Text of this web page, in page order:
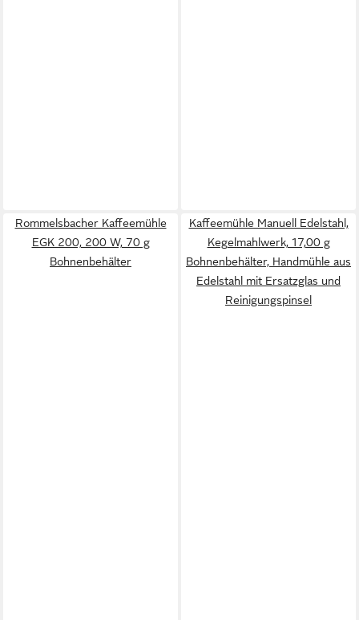
Rommelsbacher Kaffeemühle
EGK 200, 200 W, 70 g
Bohnenbehälter
Kaffeemühle Manuell Edelstahl,
Kegelmahlwerk, 17,00 g
Bohnenbehälter, Handmühle aus
Edelstahl mit Ersatzglas und
Reinigungspinsel